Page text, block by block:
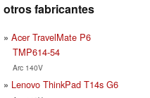
otros fabricantes
Acer TravelMate P6
TMP614-54
Arc 140V
Lenovo ThinkPad T14s G6